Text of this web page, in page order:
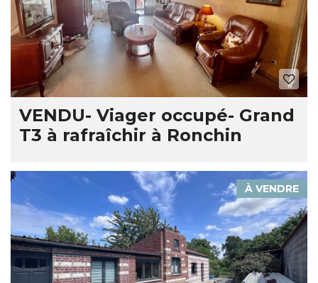
VENDU- Viager occupé- Grand
T3 à rafraîchir à Ronchin
À VENDRE